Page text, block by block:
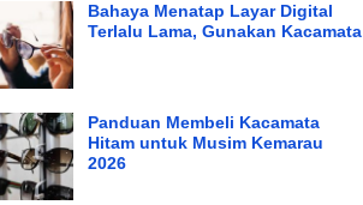
Bahaya Menatap Layar Digital
Terlalu Lama, Gunakan Kacamata
Panduan Membeli Kacamata
Hitam untuk Musim Kemarau
2026